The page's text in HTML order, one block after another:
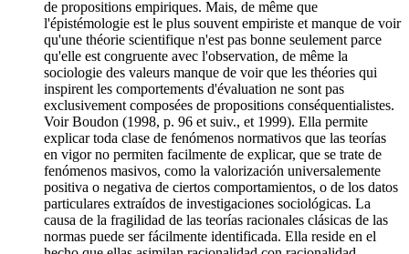
de propositions empiriques. Mais, de même que
l'épistémologie est le plus souvent empiriste et manque de voir
qu'une théorie scientifique n'est pas bonne seulement parce
qu'elle est congruente avec l'observation, de même la
sociologie des valeurs manque de voir que les théories qui
inspirent les comportements d'évaluation ne sont pas
exclusivement composées de propositions conséquentialistes.
Voir Boudon (1998, p. 96 et suiv., et 1999). Ella permite
explicar toda clase de fenómenos normativos que las teorías
en vigor no permiten facilmente de explicar, que se trate de
fenómenos masivos, como la valorización universalemente
positiva o negativa de ciertos comportamientos, o de los datos
particulares extraídos de investigaciones sociológicas. La
causa de la fragilidad de las teorías racionales clásicas de las
normas puede ser fácilmente identificada. Ella reside en el